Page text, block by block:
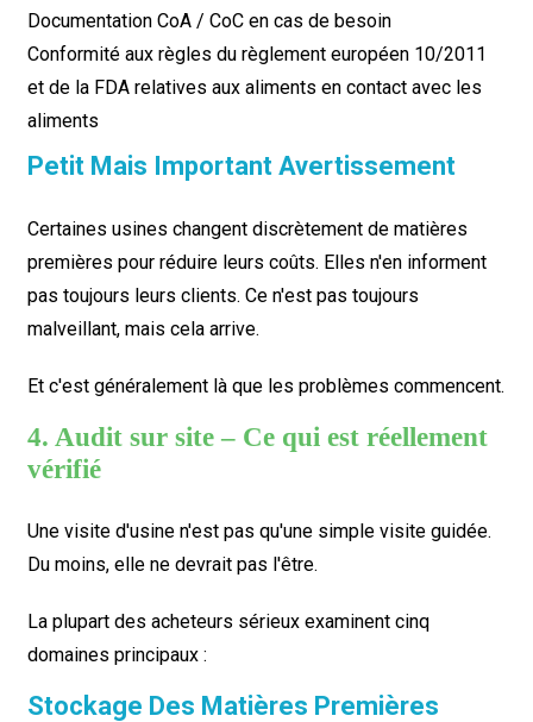
Documentation CoA / CoC en cas de besoin
Conformité aux règles du règlement européen 10/2011
et de la FDA relatives aux aliments en contact avec les
aliments
Petit Mais Important Avertissement
Certaines usines changent discrètement de matières
premières pour réduire leurs coûts. Elles n'en informent
pas toujours leurs clients. Ce n'est pas toujours
malveillant, mais cela arrive.
Et c'est généralement là que les problèmes commencent.
4. Audit sur site – Ce qui est réellement
vérifié
Une visite d'usine n'est pas qu'une simple visite guidée.
Du moins, elle ne devrait pas l'être.
La plupart des acheteurs sérieux examinent cinq
domaines principaux :
Stockage Des Matières Premières